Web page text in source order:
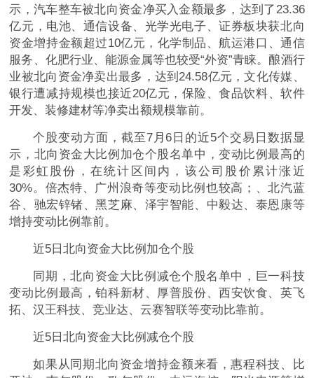
示，汽车整车被北向资金净买入金额最多，达到了23.36
亿元，电池、通信设备、光学光电子、证券板块获北向
资金增持金额超过10亿元，化学制品、航运港口、通信
服务、化肥行业、能源金属等也较受“外资”青睐。酿酒行
业被北向资金净卖出最多，达到24.58亿元，文化传媒、
银行遭减持规模也接近20亿元，保险、食品饮料、软件
开发、装修建材等净卖出额规模靠前。
个股变动方面，截至7月6日的近5个交易日数据显
示，北向资金大比例加仓个股名单中，变动比例最高的
是彩虹股份，在统计区间内，该公司股价累计涨近
30%。倍杰特、广州浪奇等变动比例也较高；、北汽蓝
谷、驰宏锌锗、黑芝麻、泽宇智能、中毅达、泰恩康等
增持变动比例靠前。
近5日北向资金大比例加仓个股
同期，北向资金大比例减仓个股名单中，巨一科技
变动比例最高，铂科新材、厚普股份、西安饮食、英飞
拓、汉王科技、竞业达、云赛智联等变动比靠前。
近5日北向资金大比例减仓个股
如果从同期北向资金增持金额来看，惠程科技、比